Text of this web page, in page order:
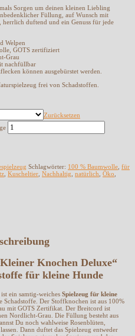
Sorgen um deinen kleinen Liebling
Füllung, auf Wunsch mit
duftend und ein Genuss für jede
Welpen
GOTS zertifiziert
Grau
nachfüllbar
können ausgebürstet werden.
frei von Schadstoffen.
Zurücksetzen
Schlagwörter: 100 % Baumwolle für
Kuscheltier Nachhaltig natürlich Öko
Knochen Deluxe“
für kleine Hunde
ein samtig-weiches Spielzeug für kleine
Schadstoffe. Der Stoffknochen ist aus 100%
mit GOTS Zertifikat. Der Breitcord ist
Nordlicht-Grau. Die Füllung besteht aus
Du noch wahlweise Rosenblüten,
Dann duftet das Spielzeug entweder